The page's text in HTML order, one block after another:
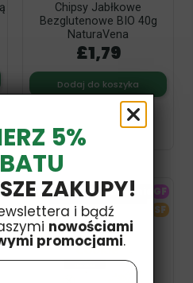
Chipsy Jabłkowe
Bezglutenowe BIO 40g
NaturaVena
£1,79
Dodaj do koszyka
Obecnie brak na stanie
GF
SF
5%
ZAKUPY!
i bądź
nowościami
promocjami.